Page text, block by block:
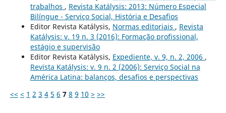
trabalhos , Revista Katálysis: 2013: Número Especial
Bilíngue - Serviço Social, História e Desafios
Editor Revista Katálysis, Normas editoriais , Revista
Katálysis: v. 19 n. 3 (2016): Formação profissional,
estágio e supervisão
Editor Revista Katálysis, Expediente, v. 9, n. 2, 2006 ,
Revista Katálysis: v. 9 n. 2 (2006): Serviço Social na
América Latina: balanços, desafios e perspectivas
<< < 1 2 3 4 5 6 7 8 9 10 > >>